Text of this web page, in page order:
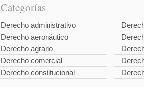
Categorías
Derecho administrativo
Derecho aeronáutico
Derecho agrario
Derecho comercial
Derecho constitucional